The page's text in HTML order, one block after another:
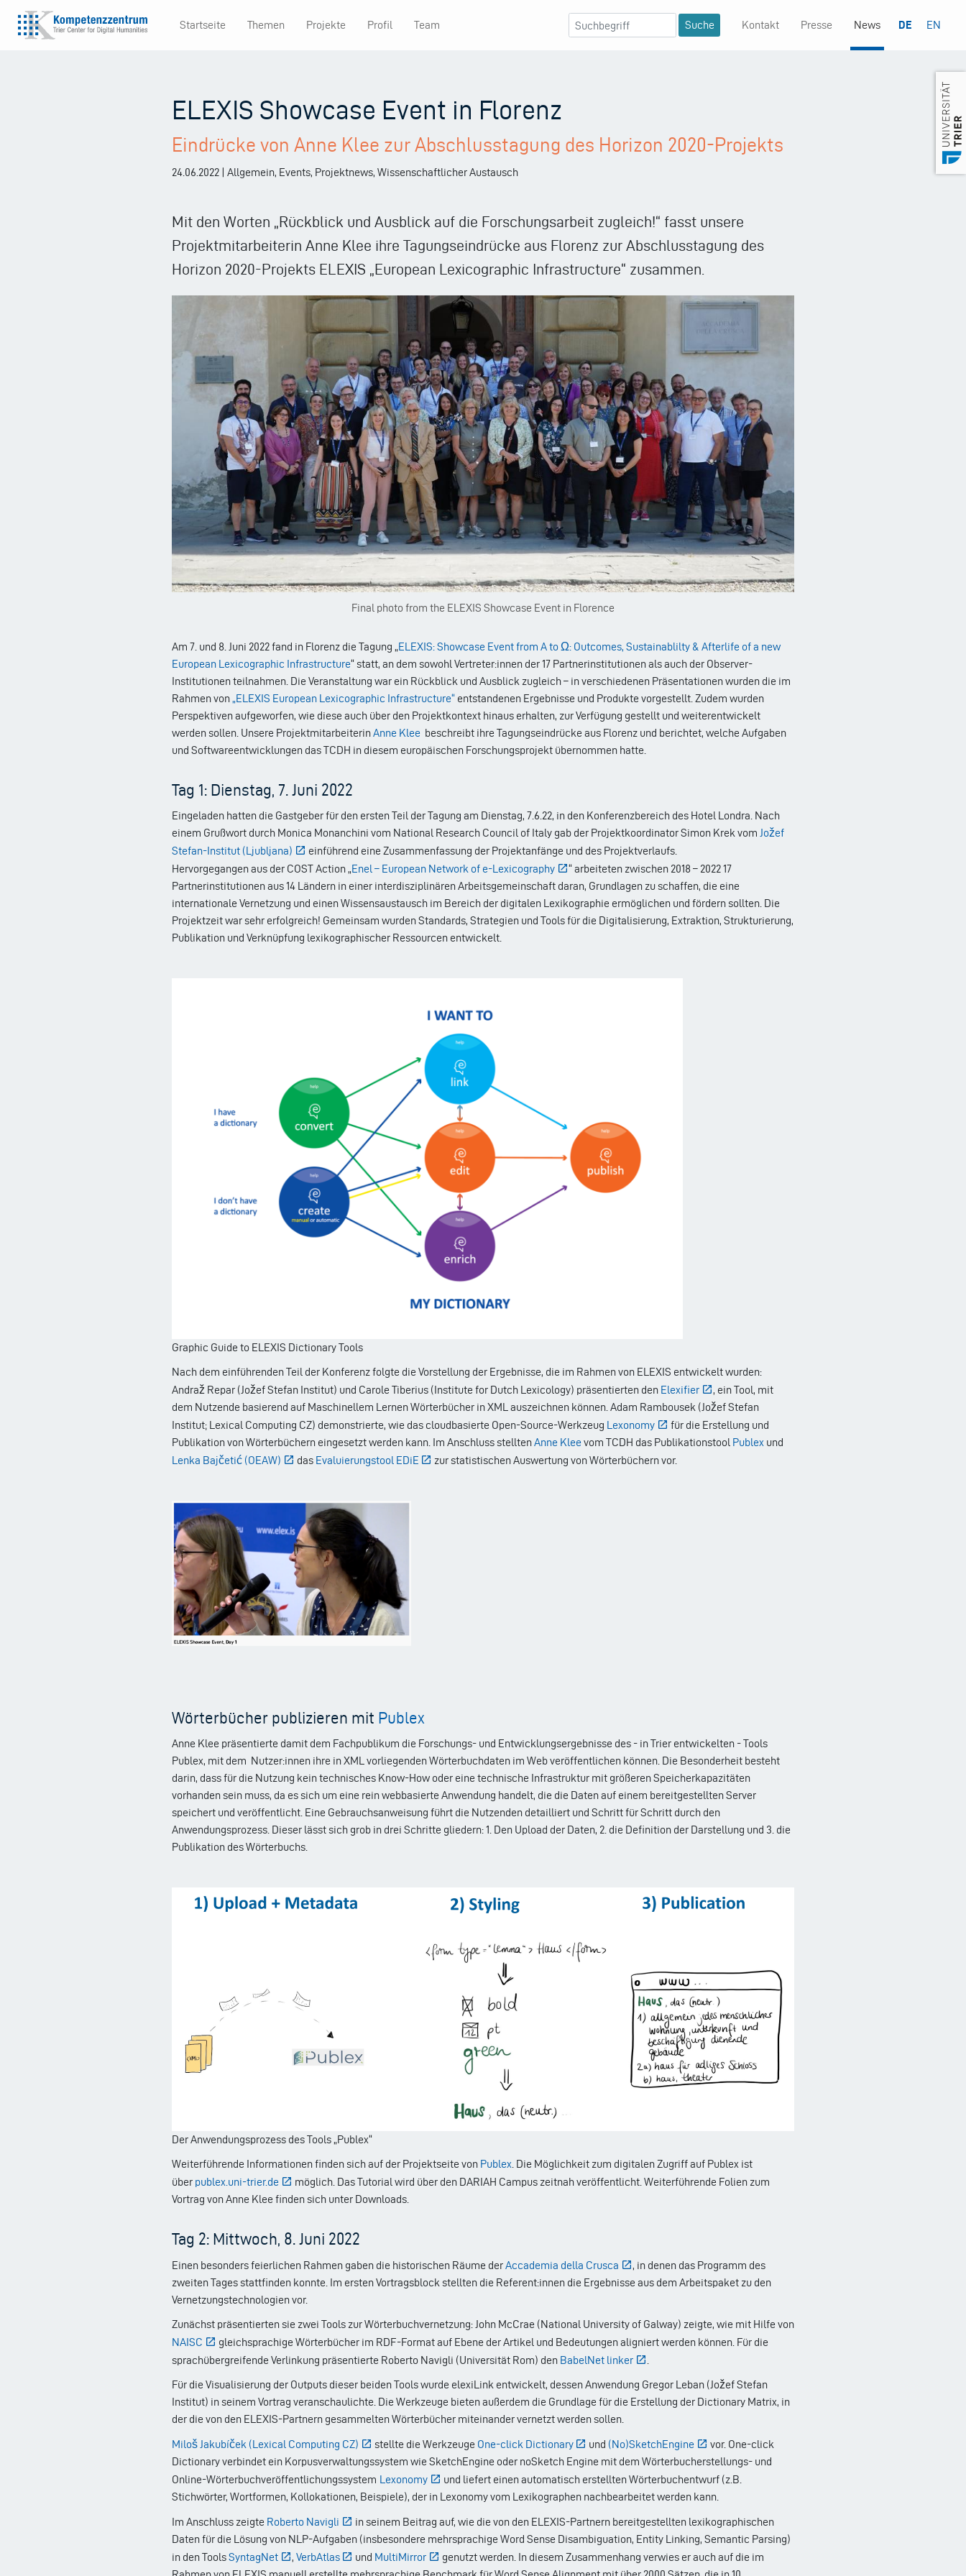
Direkt
zum
Inhalt
Startseite Themen Projekte Profil Team
Mininavigation
Kontakt Presse News DE EN
ELEXIS Showcase Event in Florenz
Eindrücke von Anne Klee zur Abschlusstagung des Horizon 2020-Projekts
24.06.2022 | Allgemein, Events, Projektnews, Wissenschaftlicher Austausch
Mit den Worten „Rückblick und Ausblick auf die Forschungsarbeit zugleich!“ fasst unsere
Projektmitarbeiterin Anne Klee ihre Tagungseindrücke aus Florenz zur Abschlusstagung des
Horizon 2020-Projekts ELEXIS „European Lexicographic Infrastructure“ zusammen.
Final photo from the ELEXIS Showcase Event in Florence
Am 7. und 8. Juni 2022 fand in Florenz die Tagung „ELEXIS: Showcase Event from A to Ω: Outcomes, Sustainablilty & Afterlife of a new
European Lexicographic Infrastructure“ statt, an dem sowohl Vertreter:innen der 17 Partnerinstitutionen als auch der Observer-
Institutionen teilnahmen. Die Veranstaltung war ein Rückblick und Ausblick zugleich ­­­– in verschiedenen Präsentationen wurden die im
Rahmen von„ELEXIS European Lexicographic Infrastructure“ entstandenen Ergebnisse und Produkte vorgestellt. Zudem wurden
Perspektiven aufgeworfen, wie diese auch über den Projektkontext hinaus erhalten, zur Verfügung gestellt und weiterentwickelt
werden sollen. Unsere ProjektmitarbeiterinAnne Klee beschreibt ihre Tagungseindrücke aus Florenz und berichtet, welche Aufgaben
und Softwareentwicklungen das TCDH in diesem europäischen Forschungsprojekt übernommen hatte.
Tag 1: Dienstag, 7. Juni 2022
Eingeladen hatten die Gastgeber für den ersten Teil der Tagung am Dienstag, 7.6.22, in den Konferenzbereich des Hotel Londra. Nach
einem Grußwort durch Monica Monanchini vom National Research Council of Italy gab der Projektkoordinator Simon Krek vom Jožef
Stefan-Institut (Ljubljana)
einführend eine Zusammenfassung der Projektanfänge und des Projektverlaufs.
Hervorgegangen aus der COST Action „Enel – European Network of e-Lexicography
“ arbeiteten zwischen 2018 – 2022 17
Partnerinstitutionen aus 14 Ländern in einer interdisziplinären Arbeitsgemeinschaft daran, Grundlagen zu schaffen, die eine
internationale Vernetzung und einen Wissensaustausch im Bereich der digitalen Lexikographie ermöglichen und fördern sollten. Die
Projektzeit war sehr erfolgreich! Gemeinsam wurden Standards, Strategien und Tools für die Digitalisierung, Extraktion, Strukturierung,
Publikation und Verknüpfung lexikographischer Ressourcen entwickelt.
Graphic Guide to ELEXIS Dictionary Tools
Nach dem einführenden Teil der Konferenz folgte die Vorstellung der Ergebnisse, die im Rahmen von ELEXIS entwickelt wurden:
Andraž Repar (Jožef Stefan Institut) und Carole Tiberius (Institute for Dutch Lexicology) präsentierten den Elexifier
, ein Tool, mit
dem Nutzende basierend auf Maschinellem Lernen Wörterbücher in XML auszeichnen können. Adam Rambousek (Jožef Stefan
Institut; Lexical Computing CZ) demonstrierte, wie das cloudbasierte Open-Source-Werkzeug Lexonomy
für die Erstellung und
Publikation von Wörterbüchern eingesetzt werden kann. Im Anschluss stelltenAnne Kleevom TCDH das Publikationstool Publex und
Lenka Bajčetić (OEAW)
das Evaluierungstool EDiE zur statistischen Auswertung von Wörterbüchern vor.
Wörterbücher publizieren mit Publex
Anne Klee präsentierte damit dem Fachpublikum die Forschungs- und Entwicklungsergebnisse des - in Trier entwickelten - Tools
Publex, mit dem Nutzer:innen ihre in XML vorliegenden Wörterbuchdaten im Web veröffentlichen können. Die Besonderheit besteht
darin, dass für die Nutzung kein technisches Know-How oder eine technische Infrastruktur mit größeren Speicherkapazitäten
vorhanden sein muss, da es sich um eine rein webbasierte Anwendung handelt, die die Daten auf einem bereitgestellten Server
speichert und veröffentlicht. Eine Gebrauchsanweisung führt die Nutzenden detailliert und Schritt für Schritt durch den
Anwendungsprozess. Dieser lässt sich grob in drei Schritte gliedern: 1. Den Upload der Daten, 2. die Definition der Darstellung und 3. die
Publikation des Wörterbuchs.
Der Anwendungsprozess des Tools „Publex“
Weiterführende Informationen finden sich auf der Projektseite von Publex . Die Möglichkeit zum digitalen Zugriff auf Publex ist
über publex.uni-trier.de
möglich. Das Tutorial wird über den DARIAH Campus zeitnah veröffentlicht. Weiterführende Folien zum
Vortrag von Anne Klee finden sich unter Downloads.
Tag 2: Mittwoch, 8. Juni 2022
Einen besonders feierlichen Rahmen gaben die historischen Räume derAccademia della Crusca
, in denen das Programm des
zweiten Tages stattfinden konnte. Im ersten Vortragsblock stellten die Referent:innen die Ergebnisse aus dem Arbeitspaket zu den
Vernetzungstechnologien vor.
Zunächst präsentierten sie zwei Tools zur Wörterbuchvernetzung: John McCrae (National University of Galway) zeigte, wie mit Hilfe von
NAISC
gleichsprachige Wörterbücher im RDF-Format auf Ebene der Artikel und Bedeutungen aligniert werden können. Für die
sprachübergreifende Verlinkung präsentierte Roberto Navigli (Universität Rom) den BabelNet linker
Für die Visualisierung der Outputs dieser beiden Tools wurde elexiLink entwickelt, dessen Anwendung Gregor Leban (Jožef Stefan
Institut) in seinem Vortrag veranschaulichte. Die Werkzeuge bieten außerdem die Grundlage für die Erstellung der Dictionary Matrix, in
der die von den ELEXIS-Partnern gesammelten Wörterbücher miteinander vernetzt werden sollen.
Miloš Jakubíček (Lexical Computing CZ) stellte die Werkzeuge One-click Dictionary und (No)SketchEngine
vor. One-click
Dictionary verbindet ein Korpusverwaltungssystem wie SketchEngine oder noSketch Engine mit dem Wörterbucherstellungs- und
Online-Wörterbuchveröffentlichungssystem Lexonomy
und liefert einen automatisch erstellten Wörterbuchentwurf (z.B.
Stichwörter, Wortformen, Kollokationen, Beispiele), der in Lexonomy vom Lexikographen nachbearbeitet werden kann.
Im Anschluss zeigte Roberto Navigli
in seinem Beitrag auf, wie die von den ELEXIS-Partnern bereitgestellten lexikographischen
Daten für die Lösung von NLP-Aufgaben (insbesondere mehrsprachige Word Sense Disambiguation, Entity Linking, Semantic Parsing)
in den ToolsSyntagNet , VerbAtlas und MultiMirror
genutzt werden. In diesem Zusammenhang verwies er auch auf die im